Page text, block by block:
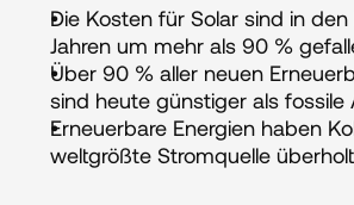
Die Kosten für Solar sind in
Jahren um mehr als 90 %
Über 90 % aller neuen
sind heute günstiger als fossile
Erneuerbare Energien haben
weltgrößte Stromquelle überholt